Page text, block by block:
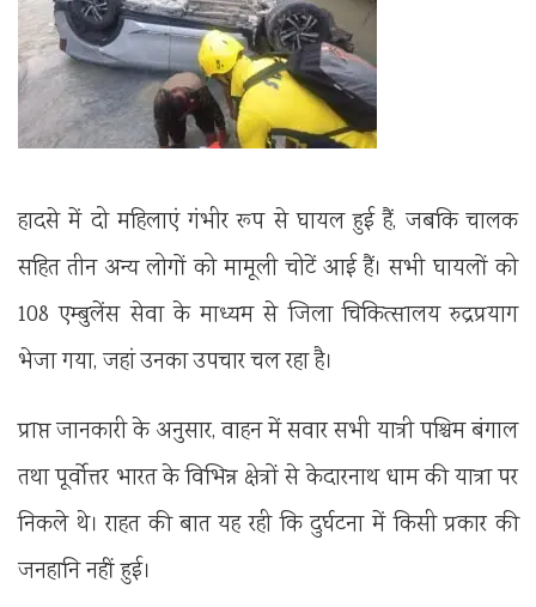
हादसे में दो महिलाएं गंभीर रूप से घायल हुई हैं, जबकि चालक
सहित तीन अन्य लोगों को मामूली चोटें आई हैं। सभी घायलों को
108 एम्बुलेंस सेवा के माध्यम से जिला चिकित्सालय रुद्रप्रयाग
भेजा गया, जहां उनका उपचार चल रहा है।
प्राप्त जानकारी के अनुसार, वाहन में सवार सभी यात्री पश्चिम बंगाल
तथा पूर्वोत्तर भारत के विभिन्न क्षेत्रों से केदारनाथ धाम की यात्रा पर
निकले थे। राहत की बात यह रही कि दुर्घटना में किसी प्रकार की
जनहानि नहीं हुई।